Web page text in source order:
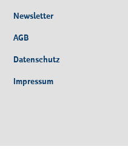
Newsletter
AGB
Datenschutz
Impressum